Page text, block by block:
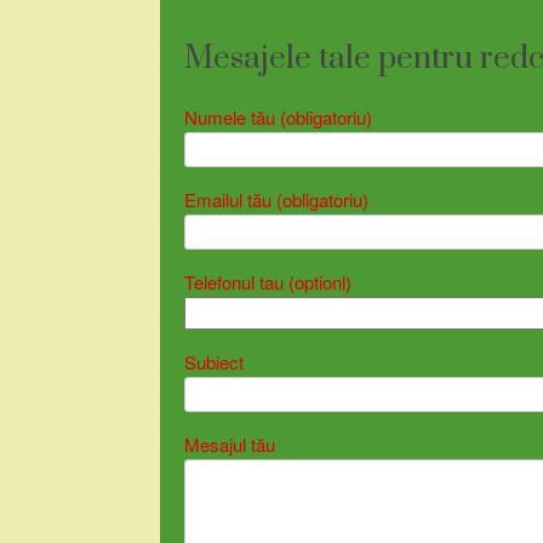
Mesajele tale pentru
Numele tău (obligatoriu)
Emailul tău (obligatoriu)
Telefonul tau (optionl)
Subiect
Mesajul tău